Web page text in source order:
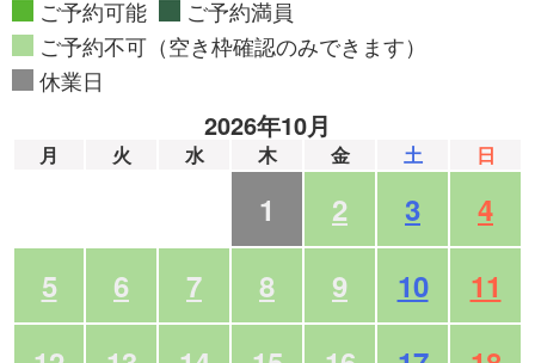
ご予約可能
ご予約満員
ご予約不可（空き枠確認のみできます）
休業日
2026年10月
月 火 水 木 金 土 日
1 2 3
4
5
6 7 8 9 10
11